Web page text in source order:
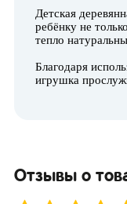
Детская
ребёнку не
тепло
Благодаря
игрушка
Отзывы о